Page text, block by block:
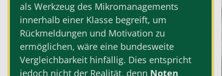
als Werkzeug des Mikromanagements
innerhalb einer Klasse begreift, um
Rückmeldungen und Motivation zu
ermöglichen, wäre eine bundesweite
Vergleichbarkeit hinfällig. Dies entspricht
jedoch nicht der Realität, denn Noten